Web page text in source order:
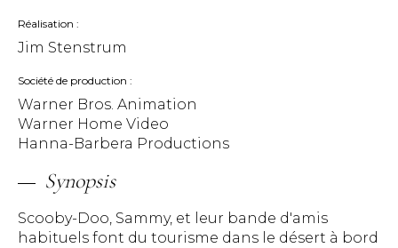
Réalisation
Jim Stenstrum
Société de production
Warner Bros. Animation
Warner Home Video
Hanna-Barbera Productions
Synopsis
Scooby-Doo, Sammy, et leur bande d'amis
habituels font du tourisme dans le désert à bord